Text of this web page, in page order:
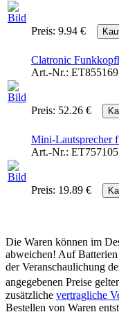
Preis: 9.94 €
Clatronic
Art.-Nr.: ET855169
Preis: 52.26 €
Mini-Lautsprecher
Art.-Nr.: ET757105
Preis: 19.89 €
Die Waren können im
abweichen! Auf
der Veranschaulichung
angegebenen Preise
zusätzliche vertragliche
Bestellen von Waren